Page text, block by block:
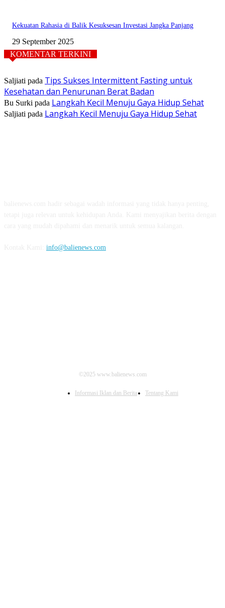
Kekuatan Rahasia di Balik Kesuksesan Investasi Jangka Panjang
29 September 2025
KOMENTAR TERKINI
Saljiati pada Tips Sukses Intermittent Fasting untuk
Kesehatan dan Penurunan Berat Badan
Bu Surki pada Langkah Kecil Menuju Gaya Hidup Sehat
Saljiati pada Langkah Kecil Menuju Gaya Hidup Sehat
info@balienews.com
©2025 www.balienews.com
Informasi Iklan dan Berita Tentang Kami